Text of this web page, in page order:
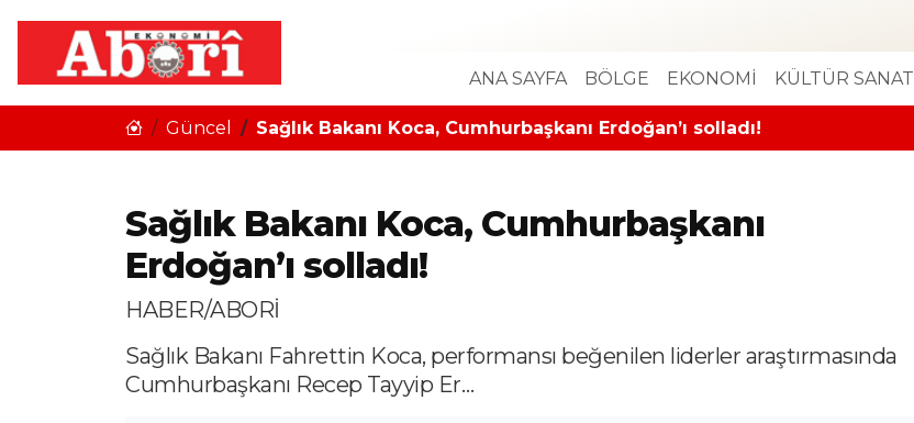
ANA SAYFA BÖLGE EKONOMİ KÜLTÜR SANAT
Güncel Sağlık Bakanı Koca, Cumhurbaşkanı Erdoğan’ı solladı!
Sağlık Bakanı Koca, Cumhurbaşkanı
Erdoğan’ı solladı!
HABER/ABORİ
Sağlık Bakanı Fahrettin Koca, performansı beğenilen liderler araştırmasında
Cumhurbaşkanı Recep Tayyip Er…